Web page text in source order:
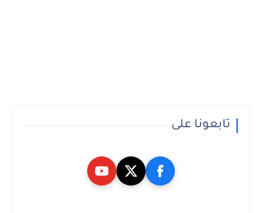
تابعونا على